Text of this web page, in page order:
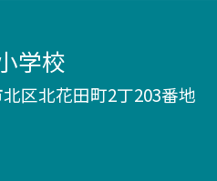
学校
区北花田町2丁203番地